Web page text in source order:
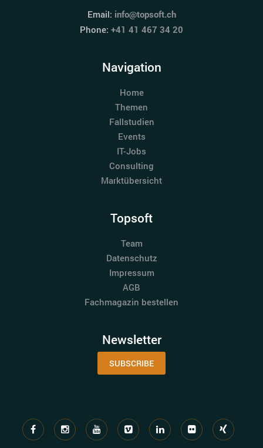
Email: info@topsoft.ch
Phone: +41 41 467 34 20
Navigation
Home
Themen
Fallstudien
Events
IT-Jobs
Consulting
Marktübersicht
Topsoft
Team
Datenschutz
Impressum
AGB
Fachmagazin bestellen
Newsletter
SUBSCRIBE